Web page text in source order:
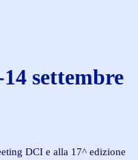
settembre
DCI e alla 17^ edizione